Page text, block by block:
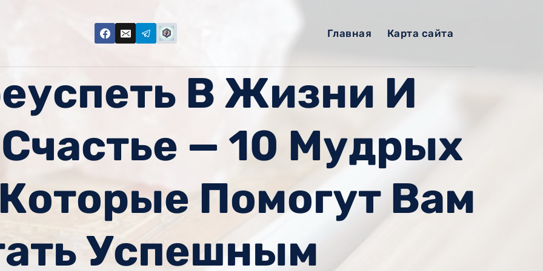
Главная Карта сайта
В Жизни И
— 10 Мудрых
Помогут Вам
Успешным